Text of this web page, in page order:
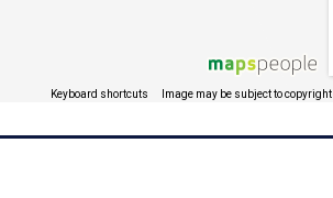
Keyboard shortcuts Image may be subject to copyright